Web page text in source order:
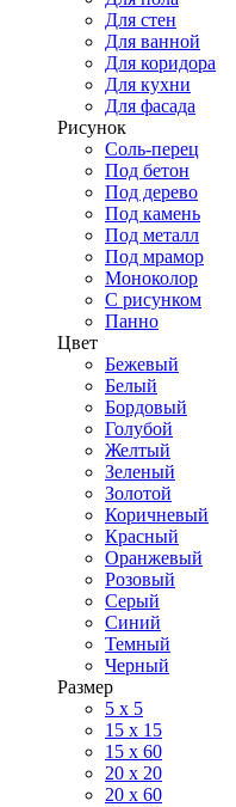
Для стен
Для ванной
Для коридора
Для кухни
Для фасада
Рисунок
Соль-перец
Под бетон
Под дерево
Под камень
Под металл
Под мрамор
Моноколор
С рисунком
Панно
Цвет
Бежевый
Белый
Бордовый
Голубой
Желтый
Зеленый
Золотой
Коричневый
Красный
Оранжевый
Розовый
Серый
Синий
Темный
Черный
Размер
5 x 5
15 x 15
15 x 60
20 х 20
20 x 60